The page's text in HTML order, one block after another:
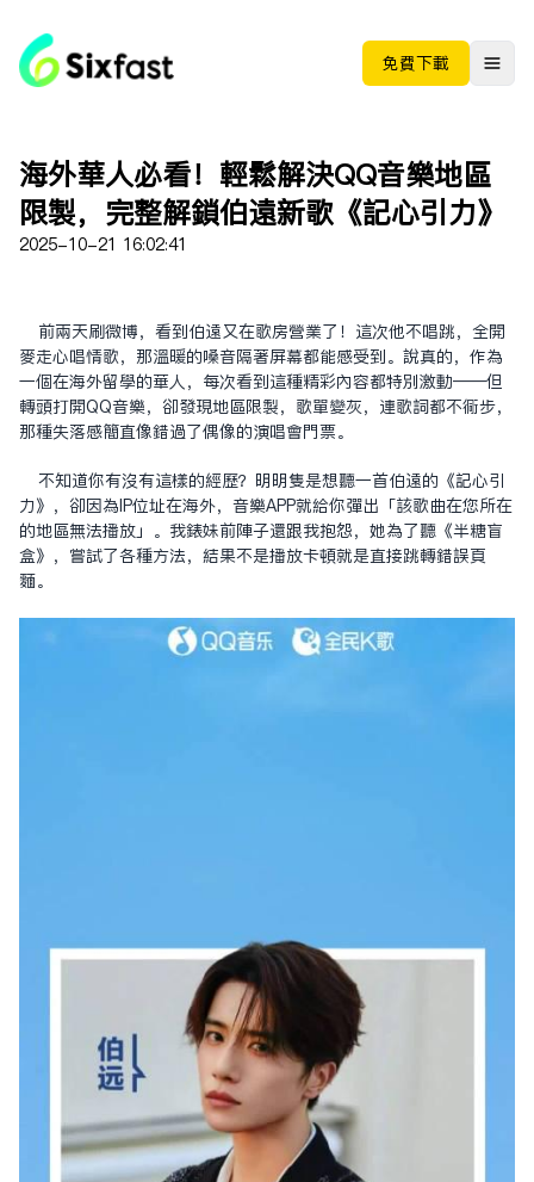
免费下载
海外華人必看！輕鬆解決QQ音樂地區
限制，完整解鎖伯遠新歌《記心引力》
2025-10-21 16:02:41
前兩天刷微博，看到伯遠又在歌房營業了！這次他不唱跳，全開
麥走心唱情歌，那溫暖的嗓音隔著屏幕都能感受到。說真的，作為
一個在海外留學的華人，每次看到這種精彩內容都特別激動——但
轉頭打開QQ音樂，卻發現地區限制，歌單變灰，連歌詞都不同步，
那種失落感簡直像錯過了偶像的演唱會門票。
不知道你有沒有這樣的經歷？明明只是想聽一首伯遠的《記心引
力》，卻因為IP位址在海外，音樂APP就給你彈出「該歌曲在您所在
的地區無法播放」。我表妹前陣子還跟我抱怨，她為了聽《半糖盲
盒》，嘗試了各種方法，結果不是播放卡頓就是直接跳轉錯誤頁
面。